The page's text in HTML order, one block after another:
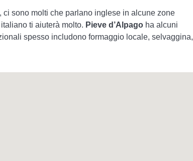
sono molti che parlano inglese in alcune zone
ti aiuterà molto. Pieve d’Alpagoha alcuni
spesso includono formaggio locale, selvaggina,